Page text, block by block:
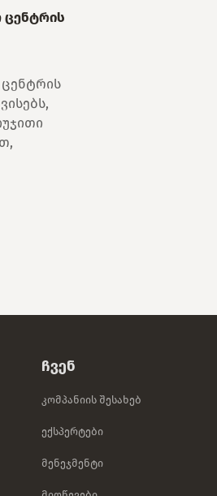
ცენტრის
Ჩვენ
Კომპანიის Შესახებ
Ექსპერტები
Მენეჯმენტი